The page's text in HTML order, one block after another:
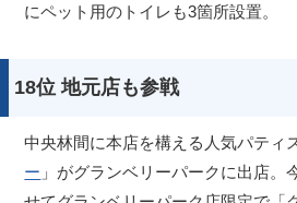
にペット用のトイレも3箇所設置。
18位 地元店も参戦
中央林間に本店を構える人気パティ
ー 」がグランベリーパークに出店。